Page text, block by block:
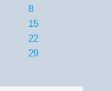
8
15
22
29